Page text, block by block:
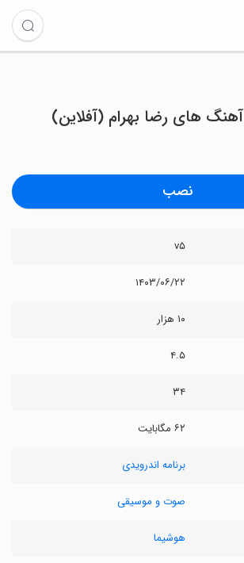
آهنگ های رضا بهرام (آفلاین)
نصب
v۵
۱۴۰۳/۰۶/۲۲
۱۰ هزار
۴.۵
۳۴
۶۲ مگابایت
برنامه اندرویدی
صوت و موسیقی
هوشیما